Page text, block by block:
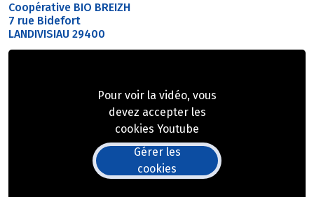
Coopérative BIO BREIZH
7 rue Bidefort
LANDIVISIAU 29400
Pour voir la vidéo, vous
devez accepter les
cookies Youtube
Gérer les
cookies